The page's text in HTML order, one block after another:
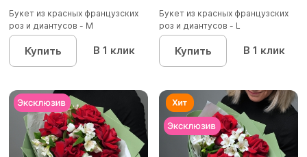
Букет из красных французских
роз и диантусов - M
Купить В 1 клик
Букет из красных французских
роз и диантусов - L
Купить В 1 клик